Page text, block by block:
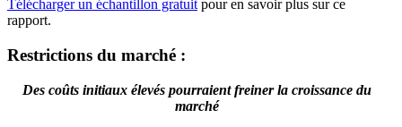
Télécharger un échantillon gratuit pour en savoir plus sur ce
rapport.
Restrictions du marché :
Des coûts initiaux élevés pourraient freiner la croissance du
marché